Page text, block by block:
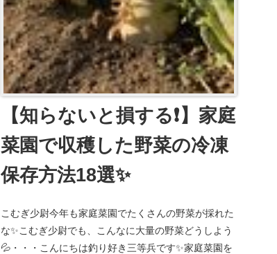
【知らないと損する❗】家庭
菜園で収穫した野菜の冷凍
保存方法18選✨
こむぎ少尉今年も家庭菜園でたくさんの野菜が採れた
な✨こむぎ少尉でも、こんなに大量の野菜どうしよう
💦・・・こんにちは釣り好き三等兵です✨家庭菜園を